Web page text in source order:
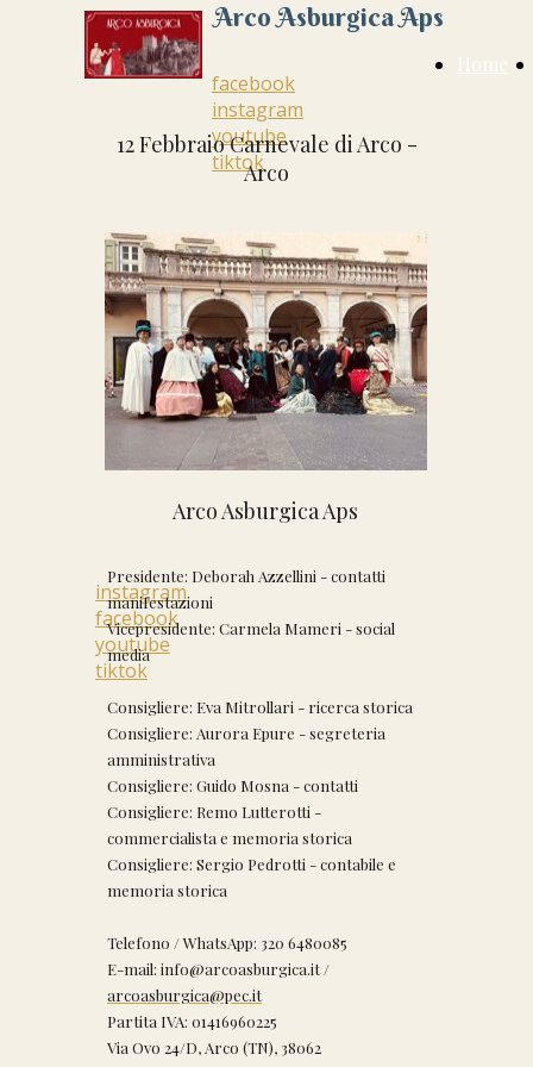
Arco Asburgica Aps
Presidente: Deborah Azzellini - contatti
manifestazioni
Vicepresidente: Carmela Mameri - social
media
Consigliere: Eva Mitrollari - ricerca storica
Consigliere: Aurora Epure - segreteria
amministrativa
Consigliere: Guido Mosna - contatti
Consigliere: Remo Lutterotti -
commercialista e memoria storica
Consigliere: Sergio Pedrotti - contabile e
memoria storica
Telefono / WhatsApp: 320 6480085
E-mail: info@arcoasburgica.it /
arcoasburgica@pec.it
Partita IVA: 01416960225
Via Ovo 24/D, Arco (TN), 38062
facebook
instagram
youtube
tiktok
Arco Asburgica Aps
Home
instagram
facebook
youtube
tiktok
12 Febbraio Carnevale di Arco -
Arco